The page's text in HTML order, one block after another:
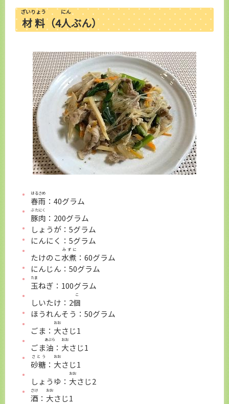
材料
ざいりょう
（4人
にん
ぶん）
春雨
はるさめ
：40グラム
豚肉
ぶたにく
：200グラム
しょうが：5グラム
にんにく：5グラム
たけのこ水煮
みずに
：60グラム
にんじん：50グラム
玉
たま
ねぎ：100グラム
しいたけ：2個
こ
ほうれんそう：50グラム
ごま： 大
おお
さじ1
ごま油
あぶら
： 大
おお
さじ1
砂糖
さとう
： 大
おお
さじ1
しょうゆ： 大
おお
さじ2
酒
さけ
： 大
おお
さじ1